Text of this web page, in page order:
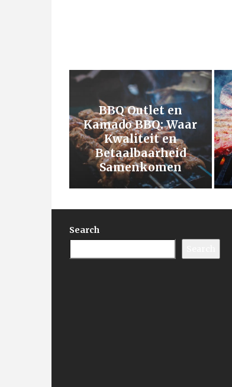
BBQ Outlet en
Kamado BBQ: Waar
Kwaliteit en
Betaalbaarheid
Samenkomen
Search